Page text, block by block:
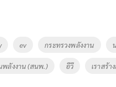
ev กระทรวงพลังงาน
พลังงาน (สนพ.) อีวี เราสร้า